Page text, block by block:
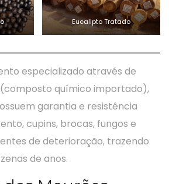
Eucalipto Tratado
especializado através de
químico importado),
garantia e resistência
cupins, brocas, fungos e
de deterioração, trazendo
de anos.